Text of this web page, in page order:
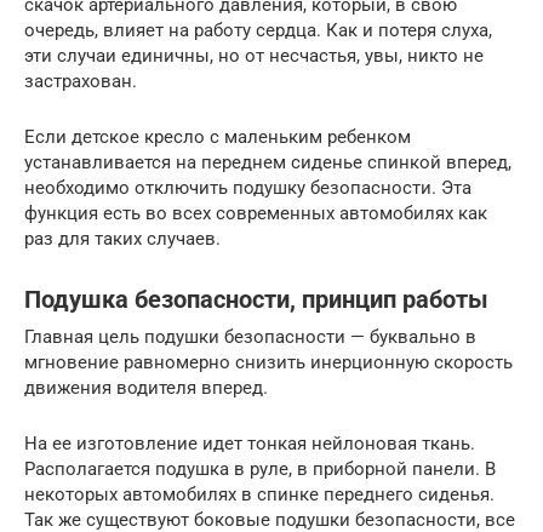
очередь, влияет на работу сердца. Как и потеря слуха,
эти случаи единичны, но от несчастья, увы, никто не
застрахован.
Если детское кресло с маленьким ребенком
устанавливается на переднем сиденье спинкой вперед,
необходимо отключить подушку безопасности. Эта
функция есть во всех современных автомобилях как
раз для таких случаев.
Подушка безопасности, принцип работы
Главная цель подушки безопасности — буквально в
мгновение равномерно снизить инерционную скорость
движения водителя вперед.
На ее изготовление идет тонкая нейлоновая ткань.
Располагается подушка в руле, в приборной панели. В
некоторых автомобилях в спинке переднего сиденья.
Так же существуют боковые подушки безопасности, все